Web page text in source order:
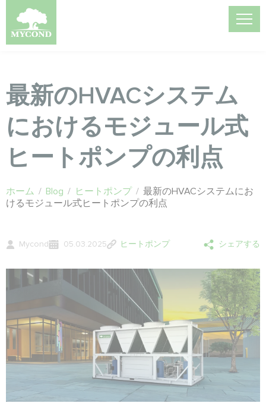
最新のHVACシステム
におけるモジュール式
ヒートポンプの利点
ホーム / Blog / ヒートポンプ / 最新のHVACシステムにお
けるモジュール式ヒートポンプの利点
Mycond 05.03.2025 ヒートポンプ シェアする